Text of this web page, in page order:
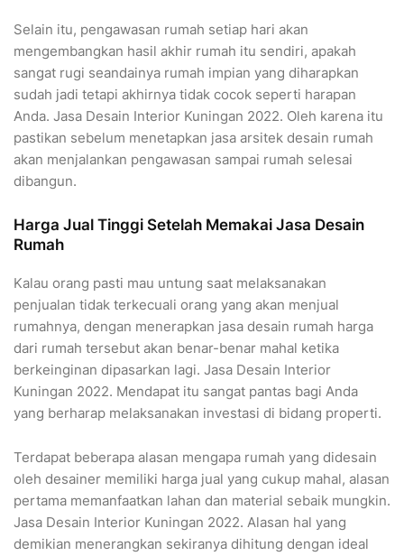
Selain itu, pengawasan rumah setiap hari akan
mengembangkan hasil akhir rumah itu sendiri, apakah
sangat rugi seandainya rumah impian yang diharapkan
sudah jadi tetapi akhirnya tidak cocok seperti harapan
Anda. Jasa Desain Interior Kuningan 2022. Oleh karena itu
pastikan sebelum menetapkan jasa arsitek desain rumah
akan menjalankan pengawasan sampai rumah selesai
dibangun.
Harga Jual Tinggi Setelah Memakai Jasa Desain
Rumah
Kalau orang pasti mau untung saat melaksanakan
penjualan tidak terkecuali orang yang akan menjual
rumahnya, dengan menerapkan jasa desain rumah harga
dari rumah tersebut akan benar-benar mahal ketika
berkeinginan dipasarkan lagi. Jasa Desain Interior
Kuningan 2022. Mendapat itu sangat pantas bagi Anda
yang berharap melaksanakan investasi di bidang properti.
Terdapat beberapa alasan mengapa rumah yang didesain
oleh desainer memiliki harga jual yang cukup mahal, alasan
pertama memanfaatkan lahan dan material sebaik mungkin.
Jasa Desain Interior Kuningan 2022. Alasan hal yang
demikian menerangkan sekiranya dihitung dengan ideal